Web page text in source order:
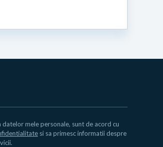
mele personale, sunt de acord cu
si sa primesc informatii despre